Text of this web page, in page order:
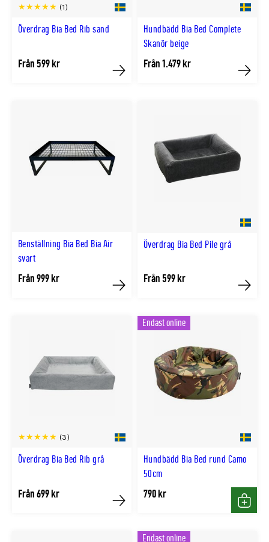
Överdrag Bia Bed Rib sand
(1)
Från 599 kr
Köp
Hundbädd Bia Bed Complete
Skanör beige
Från 1.479 kr
Köp
Benställning Bia Bed Bia Air
svart
Från 999 kr
Köp
Överdrag Bia Bed Pile grå
Från 599 kr
Köp
Överdrag Bia Bed Rib grå
(3)
Från 699 kr
Köp
Hundbädd Bia Bed rund Camo
50cm
Endast online
790 kr
Köp
Endast online